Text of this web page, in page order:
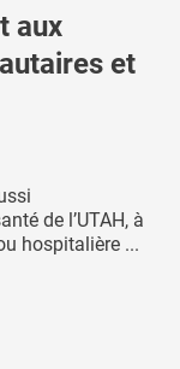
aux
et
de l’UTAH, à
hospitalière ...